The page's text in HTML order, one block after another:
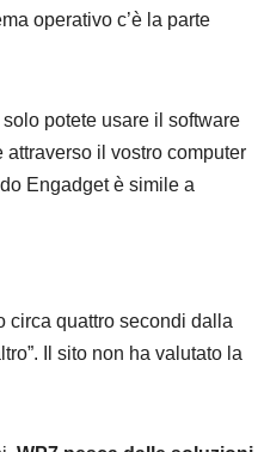
operativo c’è la parte
potete usare il software
il vostro computer
Engadget è simile a
circa quattro secondi dalla
Il sito non ha valutato la